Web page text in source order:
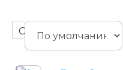
Сортировать по: